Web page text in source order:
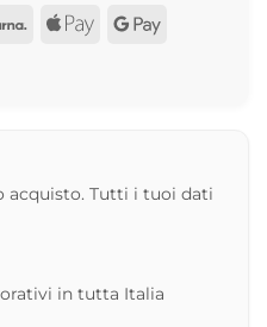
Klarna Apple Google
acquisto. Tutti i tuoi dati
in tutta Italia